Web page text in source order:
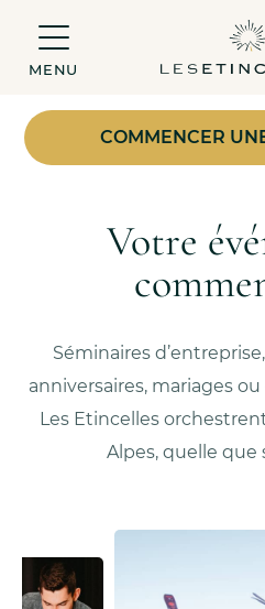
MENU
COMMENCER
Votre
Séminaires
anniversaires, mariages
Les Etincelles
Alpes, quelle que